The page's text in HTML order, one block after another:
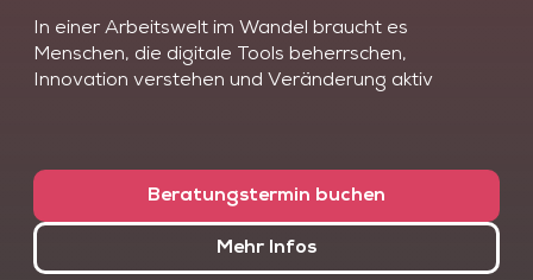
In einer Arbeitswelt im Wandel braucht es
Menschen, die digitale Tools beherrschen,
Innovation verstehen und Veränderung aktiv
einen Schlag: Sie lernen, wie Sie Microsoft 365 inkl.
Copilot effizient einsetzen, KI-Prozesse gestalten
und Change-Projekte mit agilen Methoden wie
Scrum erfolgreich begleiten. Darüber hinaus
Beratungstermin buchen
Mehr Infos